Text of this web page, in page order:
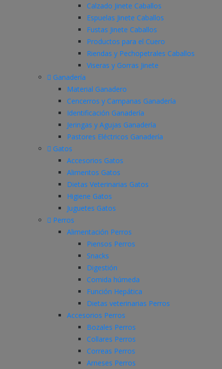
Calzado Jinete Caballos
Espuelas Jinete Caballos
Fustas Jinete Caballos
Productos para el Cuero
Riendas y Pechopetrales Caballos
Viseras y Gorras Jinete
Ganadería
Material Ganadero
Cencerros y Campanas Ganadería
Identificación Ganadería
Jeringas y Agujas Ganadería
Pastores Eléctricos Ganadería
Gatos
Accesorios Gatos
Alimentos Gatos
Dietas Veterinarias Gatos
Higiene Gatos
Juguetes Gatos
Perros
Alimentación Perros
Piensos Perros
Snacks
Digestión
Comida húmeda
Función Hepática
Dietas veterinarias Perros
Accesorios Perros
Bozales Perros
Collares Perros
Correas Perros
Arneses Perros